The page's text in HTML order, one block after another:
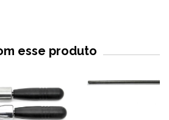
esse produto